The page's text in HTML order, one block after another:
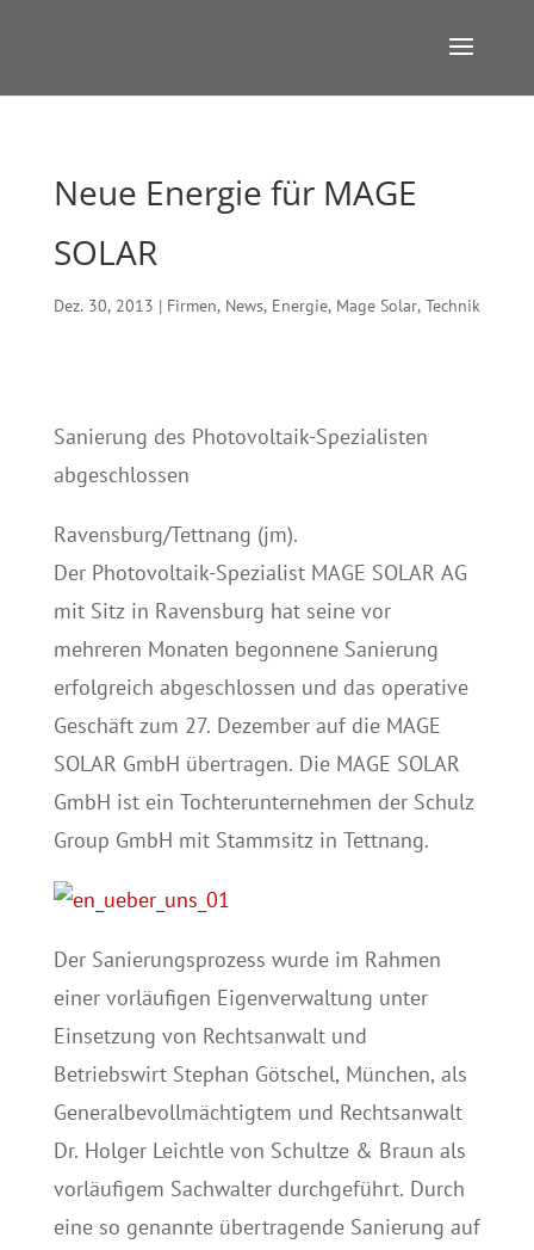
Neue Energie für MAGE
SOLAR
Dez. 30, 2013 | Firmen, News, Energie, Mage Solar, Technik
Sanierung des Photovoltaik-Spezialisten
abgeschlossen
Ravensburg/Tettnang (jm).
Der Photovoltaik-Spezialist MAGE SOLAR AG
mit Sitz in Ravensburg hat seine vor
mehreren Monaten begonnene Sanierung
erfolgreich abgeschlossen und das operative
Geschäft zum 27. Dezember auf die MAGE
SOLAR GmbH übertragen. Die MAGE SOLAR
GmbH ist ein Tochterunternehmen der Schulz
Group GmbH mit Stammsitz in Tettnang.
Der Sanierungsprozess wurde im Rahmen
einer vorläufigen Eigenverwaltung unter
Einsetzung von Rechtsanwalt und
Betriebswirt Stephan Götschel, München, als
Generalbevollmächtigtem und Rechtsanwalt
Dr. Holger Leichtle von Schultze & Braun als
vorläufigem Sachwalter durchgeführt. Durch
eine so genannte übertragende Sanierung auf